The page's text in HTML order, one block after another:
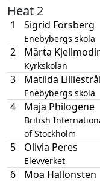
Heat 2
1
Sigrid Forsberg
Enebybergs skola
2 Märta
Kyrkskolan
3 Matilda
Enebybergs skola
4 Maja Philogene
British
of Stockholm
5 Olivia Peres
Elevverket
6 Moa Hallonsten